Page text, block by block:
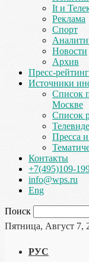
It и
Реклама
Спорт
Новости
Архив
Пресс-
Источники
Список
Москве
Список
Пресса
Контакты
+7(495)109-
info@wps.ru
Eng
Поиск
Пятница, Август 7,
РУС